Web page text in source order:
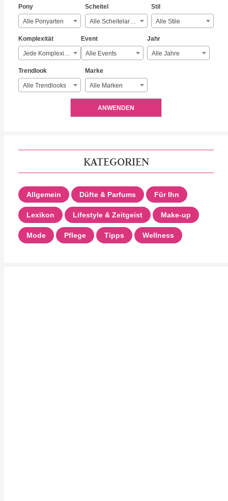
Pony
Alle Ponyarten
Scheitel
Alle Scheitelarten
Stil
Alle Stile
Komplexität
Jede Komplexität
Event
Alle Events
Jahr
Alle Jahre
Trendlook
Alle Trendlooks
Marke
Alle Marken
ANWENDEN
KATEGORIEN
Allgemein Düfte & Parfums Für Ihn
Lexikon Lifestyle & Zeitgeist Make-up
Mode Pflege Tipps Wellness